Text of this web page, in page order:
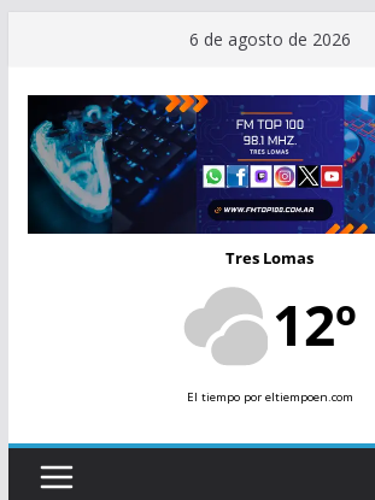
contenido
6 de agosto de 2026
Tres Lomas
12º
El tiempopor eltiempoen.com